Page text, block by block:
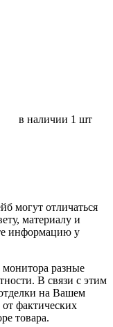
в наличии 1 шт
могут отличаться
материалу и
информацию у
разные
В связи с этим
на Вашем
фактических
товара.